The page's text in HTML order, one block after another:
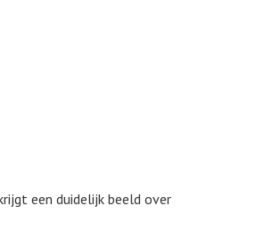
een duidelijk beeld over